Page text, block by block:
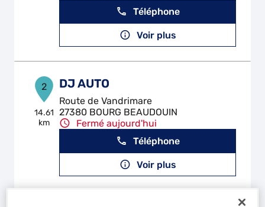
Téléphone
Voir plus
2
14.61
km
DJ AUTO
Route de Vandrimare
27380 BOURG BEAUDOUIN
Fermé aujourd'hui
Téléphone
Voir plus